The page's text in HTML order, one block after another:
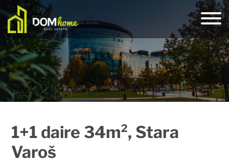
1+1 daire 34m², Stara
Varoš